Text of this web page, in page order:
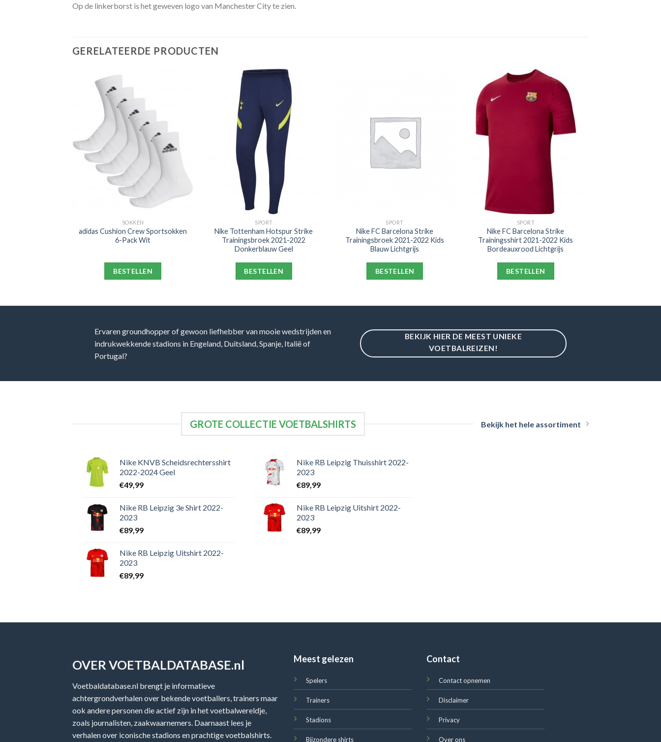
Op de linkerborst is het geweven logo van Manchester City te zien.
GERELATEERDE PRODUCTEN
SOKKEN
adidas Cushion Crew Sportsokken
6-Pack Wit
BESTELLEN
SPORT
Nike Tottenham Hotspur Strike
Trainingsbroek 2021-2022
Donkerblauw Geel
BESTELLEN
SPORT
Nike FC Barcelona Strike
Trainingsbroek 2021-2022 Kids
Blauw Lichtgrijs
BESTELLEN
SPORT
Nike FC Barcelona Strike
Trainingsshirt 2021-2022 Kids
Bordeauxrood Lichtgrijs
BESTELLEN
Ervaren groundhopper of gewoon liefhebber van mooie wedstrijden en
indrukwekkende stadions in Engeland, Duitsland, Spanje, Italië of
Portugal?
BEKIJK HIER DE MEEST UNIEKE
VOETBALREIZEN!
GROTE COLLECTIE VOETBALSHIRTS Bekijk het hele assortiment
Nike KNVB Scheidsrechtersshirt
2022-2024 Geel
€49,99
Nike RB Leipzig 3e Shirt 2022-
2023
€89,99
Nike RB Leipzig Uitshirt 2022-
2023
€89,99
Nike RB Leipzig Thuisshirt 2022-
2023
€89,99
Nike RB Leipzig Uitshirt 2022-
2023
€89,99
OVER VOETBALDATABASE.nl
Voetbaldatabase.nl brengt je informatieve
achtergrondverhalen over bekende voetballers, trainers maar
ook andere personen die actief zijn in het voetbalwereldje,
zoals journalisten, zaakwaarnemers. Daarnaast lees je
verhalen over iconische stadions en prachtige voetbalshirts.
Meest gelezen
Spelers
Trainers
Stadions
Bijzondere shirts
Contact
Contact opnemen
Disclaimer
Privacy
Over ons